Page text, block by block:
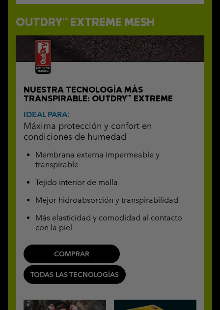
OUTDRY™ EXTREME MESH
NUESTRA TECNOLOGÍA MÁS
TRANSPIRABLE: OUTDRY™ EXTREME
IDEAL PARA:
Máxima protección y confort en
condiciones de humedad
Membrana externa impermeable y
transpirable
Tejido interior de malla
Mejor hidroabsorción y transpirabilidad
Más elasticidad y comodidad al contacto
con la piel
COMPRAR
TODAS LAS TECNOLOGÍAS